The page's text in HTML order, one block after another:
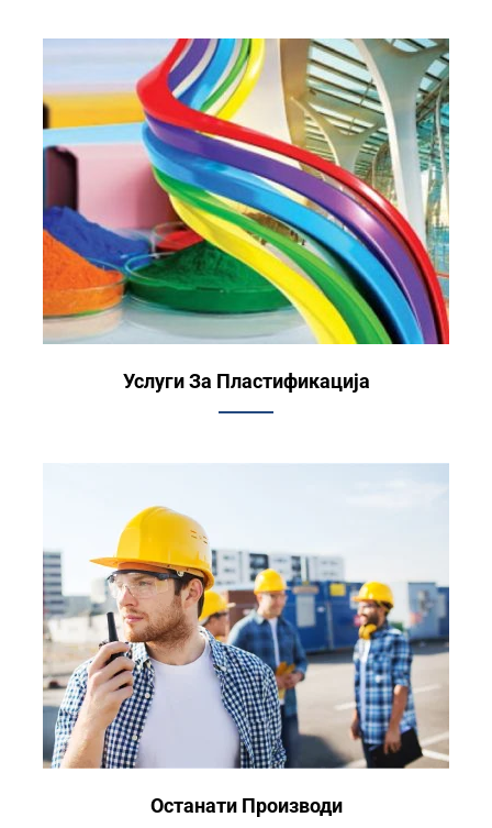
Услуги За Пластификација
Останати Производи